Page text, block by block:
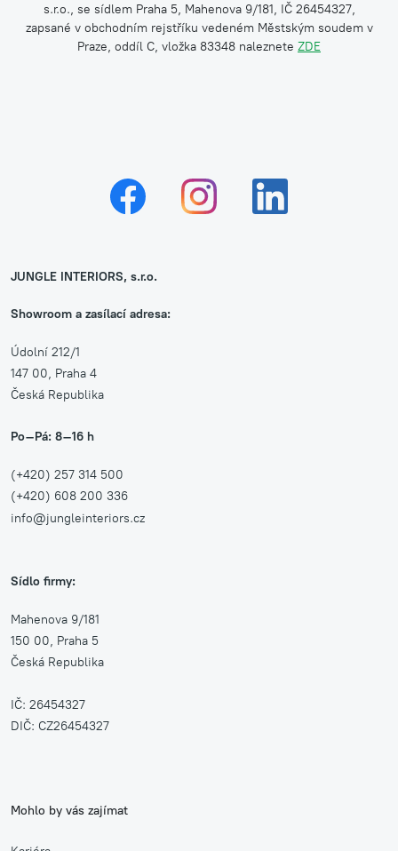
s.r.o., se sídlem Praha 5, Mahenova 9/181, IČ 26454327,
zapsané v obchodním rejstříku vedeném Městským soudem v
Praze, oddíl C, vložka 83348 naleznete ZDE
JUNGLE INTERIORS, s.r.o.
Showroom a zasílací adresa:
Údolní 212/1
147 00, Praha 4
Česká Republika
Po–Pá: 8–16 h
(+420) 257 314 500
(+420) 608 200 336
info@jungleinteriors.cz
Sídlo firmy:
Mahenova 9/181
150 00, Praha 5
Česká Republika
IČ: 26454327
DIČ: CZ26454327
Mohlo by vás zajímat